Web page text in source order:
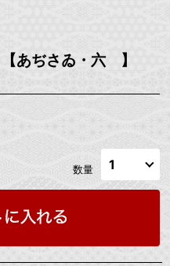
あぢさゐ・六 】
数量